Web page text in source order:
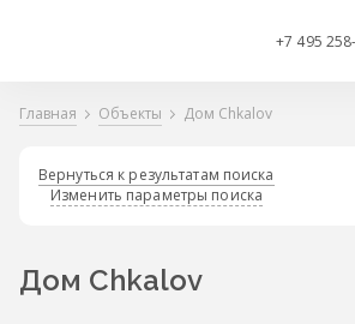
+7 495
Главная Объекты Дом Chkalov
Вернуться к результатам поиска
Изменить параметры поиска
Дом Chkalov